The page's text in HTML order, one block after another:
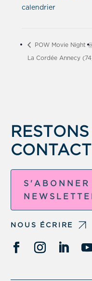
calendrier
POW Movie Night
La Cordée Annecy
CONTACT
NOUS ÉCRIRE